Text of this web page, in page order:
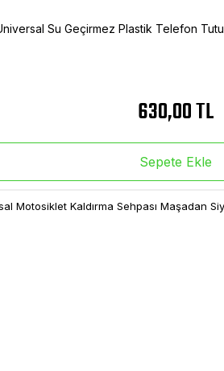
Su Geçirmez Plastik Telefon
630,00 TL
Sepete Ekle